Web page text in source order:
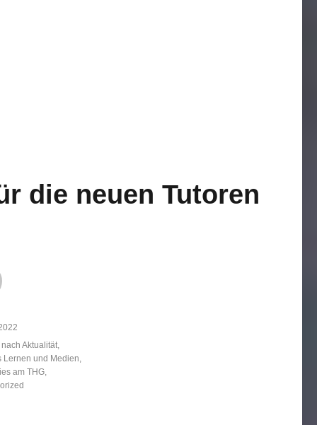
die neuen Tutoren
Aktualität,
Lernen und Medien,
am THG,